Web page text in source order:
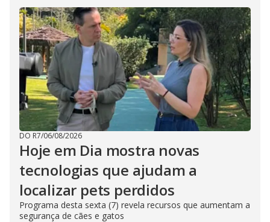
DO R7/06/08/2026
Hoje em Dia mostra novas
tecnologias que ajudam a
localizar pets perdidos
Programa desta sexta (7) revela recursos que aumentam a
segurança de cães e gatos